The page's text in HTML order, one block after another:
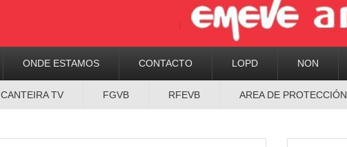
ONDE ESTAMOS CONTACTO LOPD NON
CANTEIRA TV FGVB RFEVB AREA DE PROTECCIÓN